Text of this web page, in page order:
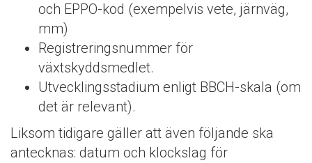
och EPPO-kod (exempelvis vete, järnväg,
mm)
Registreringsnummer för
växtskyddsmedlet.
Utvecklingsstadium enligt BBCH-skala (om
det är relevant).
Liksom tidigare gäller att även följande ska
antecknas: datum och klockslag för